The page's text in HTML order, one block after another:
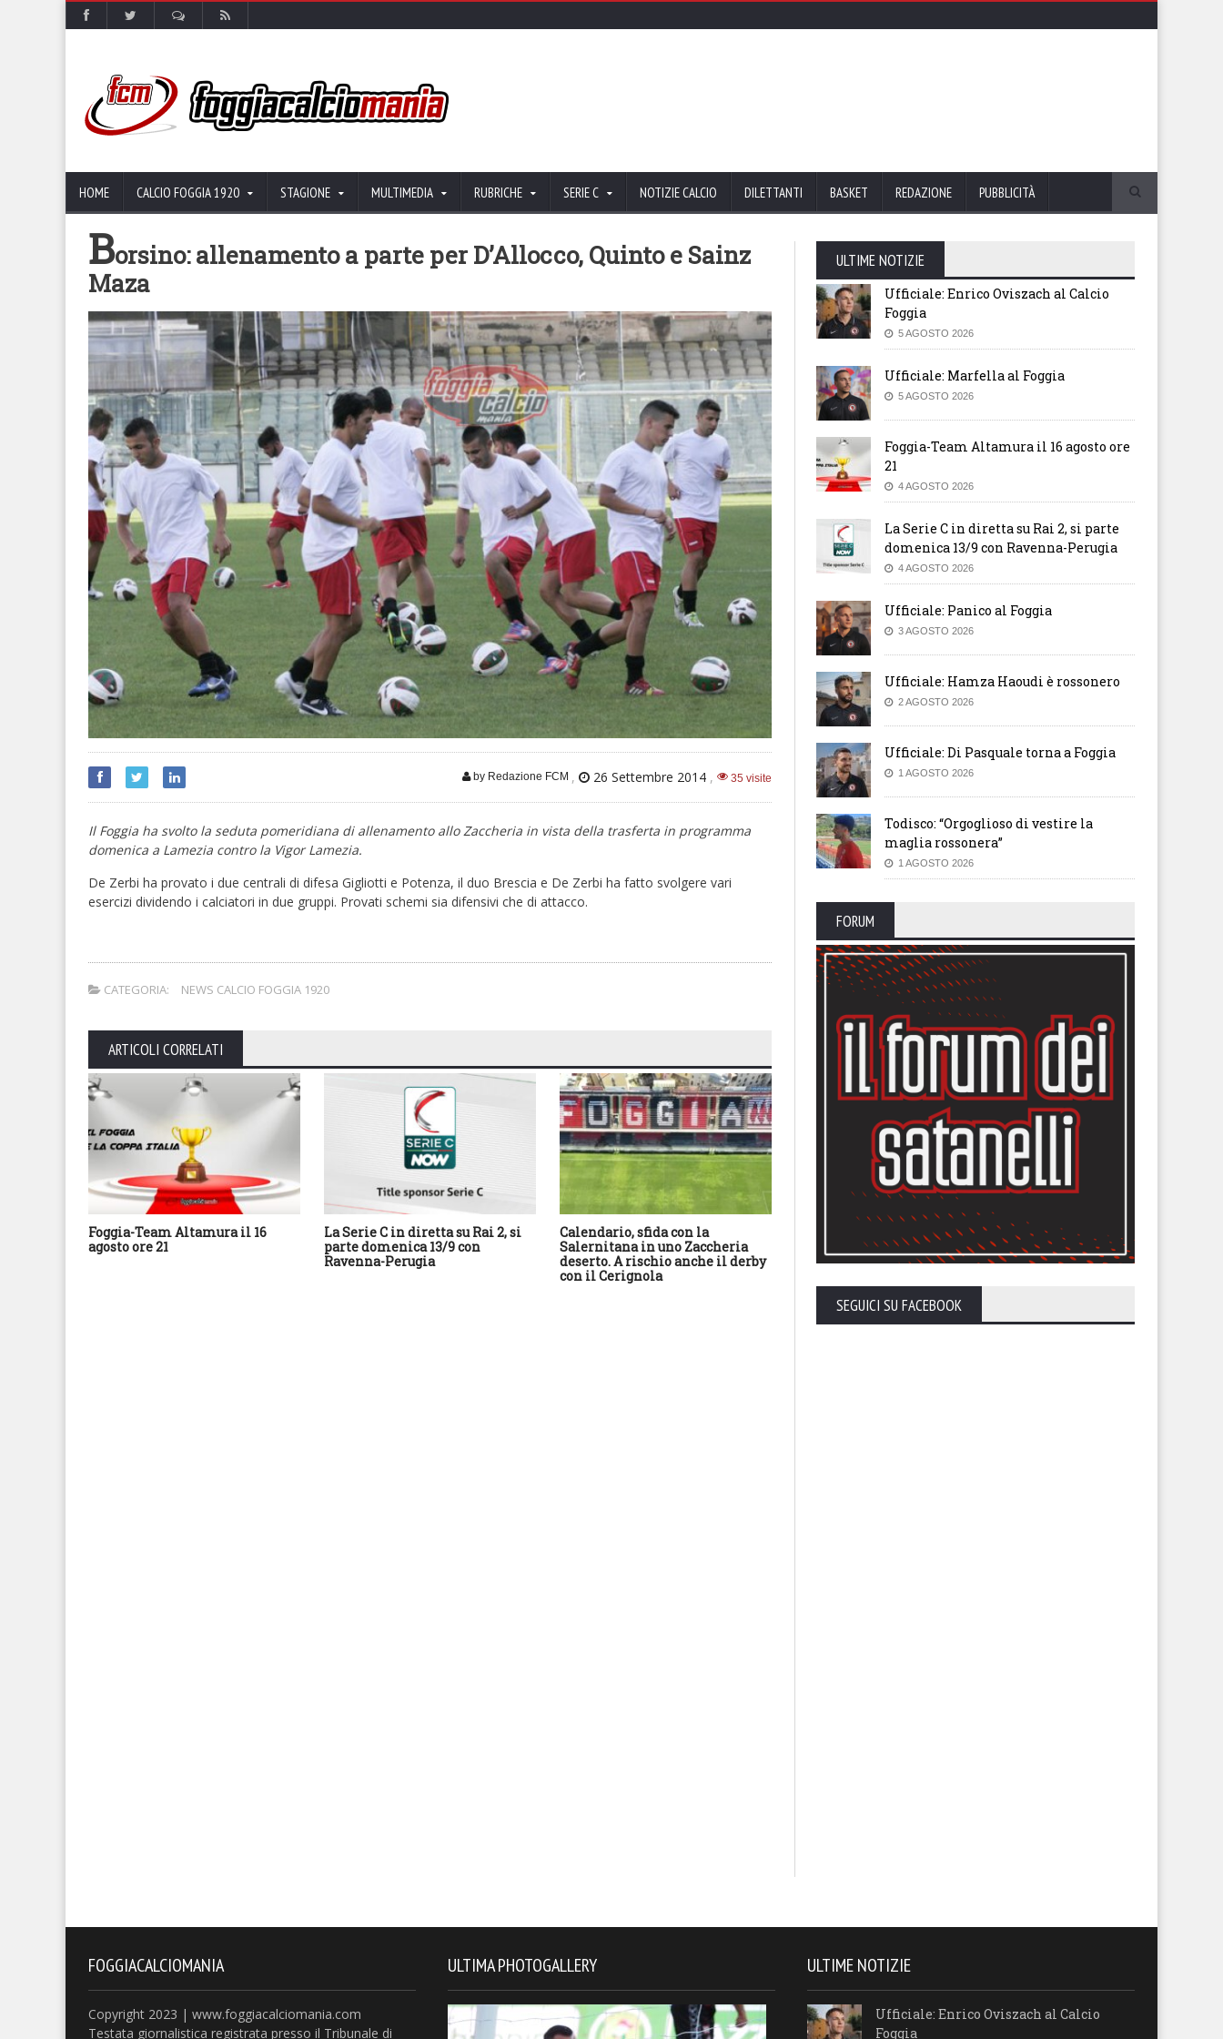
HOME CALCIO FOGGIA 1920 STAGIONE MULTIMEDIA RUBRICHE SERIE C NOTIZIE CALCIO DILETTANTI BASKET REDAZIONE PUBBLICITÀ
Borsino: allenamento a parte per D’Allocco, Quinto e Sainz
Maza
by Redazione FCM , 26 Settembre 2014 , 35 visite
Il Foggia ha svolto la seduta pomeridiana di allenamento allo Zaccheria in vista della trasferta in programma
domenica a Lamezia contro la Vigor Lamezia.
De Zerbi ha provato i due centrali di difesa Gigliotti e Potenza, il duo Brescia e De Zerbi ha fatto svolgere vari
esercizi dividendo i calciatori in due gruppi. Provati schemi sia difensivi che di attacco.
CATEGORIA: NEWS CALCIO FOGGIA 1920
ARTICOLI CORRELATI
Foggia-Team Altamura il 16
agosto ore 21
La Serie C in diretta su Rai 2, si
parte domenica 13/9 con
Ravenna-Perugia
Calendario, sfida con la
Salernitana in uno Zaccheria
deserto. A rischio anche il derby
con il Cerignola
Il calendario del Foggia stagione
Ecco la composizione dei tre
gironi
ULTIME NOTIZIE
Ufficiale: Enrico Oviszach al Calcio
Foggia
5 AGOSTO 2026
Ufficiale: Marfella al Foggia
5 AGOSTO 2026
Foggia-Team Altamura il 16 agosto ore
21
4 AGOSTO 2026
La Serie C in diretta su Rai 2, si parte
domenica 13/9 con Ravenna-Perugia
4 AGOSTO 2026
Ufficiale: Panico al Foggia
3 AGOSTO 2026
Ufficiale: Hamza Haoudi è rossonero
2 AGOSTO 2026
Ufficiale: Di Pasquale torna a Foggia
1 AGOSTO 2026
Todisco: “Orgoglioso di vestire la
maglia rossonera”
1 AGOSTO 2026
FORUM
SEGUICI SU FACEBOOK
FOGGIACALCIOMANIA
Copyright 2023 | www.foggiacalciomania.com
Testata giornalistica registrata presso il Tribunale di
ULTIMA PHOTOGALLERY ULTIME NOTIZIE
Ufficiale: Enrico Oviszach al Calcio
Foggia